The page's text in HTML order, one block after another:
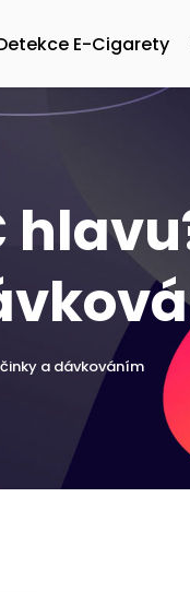
E-Cigarety
a dávkováním